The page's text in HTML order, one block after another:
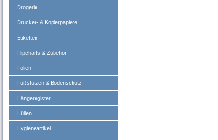
Drogerie
Drucker- & Kopierpapiere
Etiketten
Flipcharts & Zubehör
Folien
Fußstützen & Bodenschutz
Hängeregister
Hüllen
Hygieneartikel